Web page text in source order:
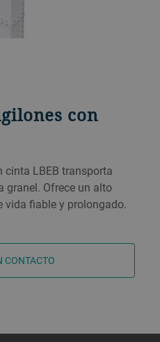
con
cinta LBEB transporta
granel. Ofrece un alto
vida fiable y prolongado.
CONTACTO